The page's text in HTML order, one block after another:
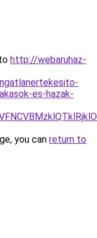
http://webaruhaz-
es-hazak-
you can return to